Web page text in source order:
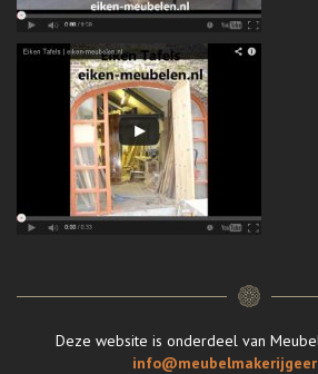
Deze website is onderdeel van